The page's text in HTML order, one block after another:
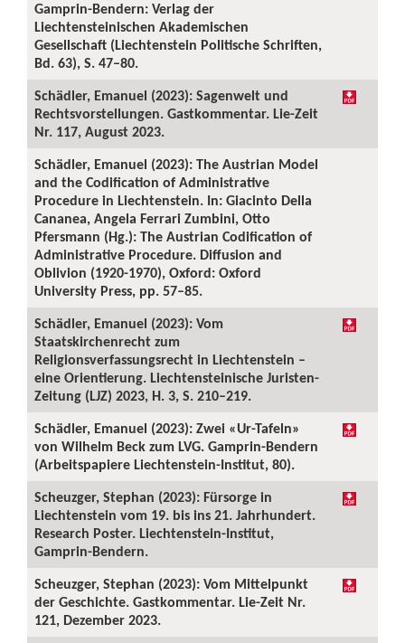
Gamprin-Bendern: Verlag der
Liechtensteinischen Akademischen
Gesellschaft (Liechtenstein Politische Schriften,
Bd. 63), S. 47–80.
Schädler, Emanuel (2023): Sagenwelt und
Rechtsvorstellungen. Gastkommentar. Lie-Zeit
Nr. 117, August 2023.
Schädler, Emanuel (2023): The Austrian Model
and the Codification of Administrative
Procedure in Liechtenstein. In: Giacinto Della
Cananea, Angela Ferrari Zumbini, Otto
Pfersmann (Hg.): The Austrian Codification of
Administrative Procedure. Diffusion and
Oblivion (1920-1970), Oxford: Oxford
University Press, pp. 57–85.
Schädler, Emanuel (2023): Vom
Staatskirchenrecht zum
Religionsverfassungsrecht in Liechtenstein –
eine Orientierung. Liechtensteinische Juristen-
Zeitung (LJZ) 2023, H. 3, S. 210–219.
Schädler, Emanuel (2023): Zwei «Ur-Tafeln»
von Wilhelm Beck zum LVG. Gamprin-Bendern
(Arbeitspapiere Liechtenstein-Institut, 80).
Scheuzger, Stephan (2023): Fürsorge in
Liechtenstein vom 19. bis ins 21. Jahrhundert.
Research Poster. Liechtenstein-Institut,
Gamprin-Bendern.
Scheuzger, Stephan (2023): Vom Mittelpunkt
der Geschichte. Gastkommentar. Lie-Zeit Nr.
121, Dezember 2023.